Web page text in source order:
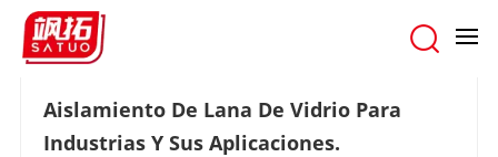
Aislamiento De Lana De Vidrio Para
Industrias Y Sus Aplicaciones.